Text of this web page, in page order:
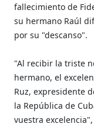
fallecimiento de
su hermano Raúl
por su "descanso".
"Al recibir la triste
hermano, el
Ruz, expresidente
la República de
vuestra